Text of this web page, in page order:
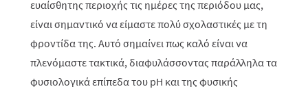
ευαίσθητης περιοχής τις ημέρες της περιόδου μας,
είναι σημαντικό να είμαστε πολύ σχολαστικές με τη
φροντίδα της. Αυτό σημαίνει πως καλό είναι να
πλενόμαστε τακτικά, διαφυλάσσοντας παράλληλα τα
φυσιολογικά επίπεδα του pH και της φυσικής